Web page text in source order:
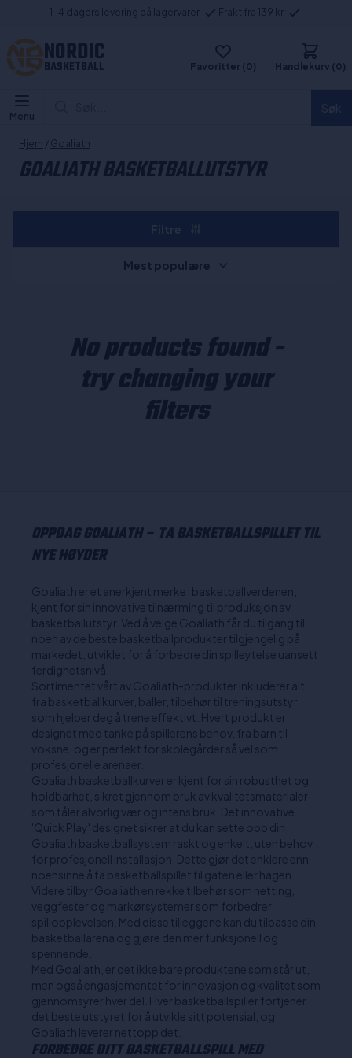
1-4 dagers levering på lagervarer Frakt fra 139 kr
NORDIC
BASKETBALL Favoritter (0) Handlekurv (0)
Menu
Hjem / Goaliath
GOALIATH BASKETBALLUTSTYR
No products found -
try changing your
filters
Mest populære
OPPDAG GOALIATH – TA BASKETBALLSPILLET TIL
NYE HØYDER
Goaliath er et anerkjent merke i basketballverdenen,
kjent for sin innovative tilnærming til produksjon av
basketballutstyr. Ved å velge Goaliath får du tilgang til
noen av de beste basketballprodukter tilgjengelig på
markedet, utviklet for å forbedre din spilleytelse uansett
ferdighetsnivå.
Sortimentet vårt av Goaliath-produkter inkluderer alt
fra basketballkurver, baller, tilbehør til treningsutstyr
som hjelper deg å trene effektivt. Hvert produkt er
designet med tanke på spillerens behov, fra barn til
voksne, og er perfekt for skolegårder så vel som
profesjonelle arenaer.
Goaliath basketballkurver er kjent for sin robusthet og
holdbarhet, sikret gjennom bruk av kvalitetsmaterialer
som tåler alvorlig vær og intens bruk. Det innovative
'Quick Play' designet sikrer at du kan sette opp din
Goaliath basketballsystem raskt og enkelt, uten behov
for profesjonell installasjon. Dette gjør det enklere enn
noensinne å ta basketballspillet til gaten eller hagen.
Videre tilbyr Goaliath en rekke tilbehør som netting,
veggfester og markørsystemer som forbedrer
spillopplevelsen. Med disse tilleggene kan du tilpasse din
basketballarena og gjøre den mer funksjonell og
spennende.
Med Goaliath, er det ikke bare produktene som står ut,
men også engasjementet for innovasjon og kvalitet som
gjennomsyrer hver del. Hver basketballspiller fortjener
det beste utstyret for å utvikle sitt potensial, og
Goaliath leverer nettopp det.
FORBEDRE DITT BASKETBALLSPILL MED